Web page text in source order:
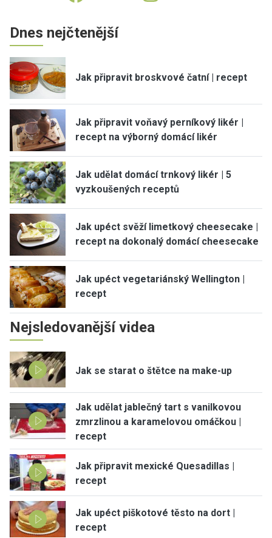
Dnes nejčtenější
Jak připravit broskvové čatní | recept
Jak připravit voňavý perníkový likér |
recept na výborný domácí likér
Jak udělat domácí trnkový likér | 5
vyzkoušených receptů
Jak upéct svěží limetkový cheesecake |
recept na dokonalý domácí cheesecake
Jak upéct vegetariánský Wellington |
recept
Nejsledovanější videa
Jak se starat o štětce na make-up
Jak udělat jablečný tart s vanilkovou
zmrzlinou a karamelovou omáčkou |
recept
Jak připravit mexické Quesadillas |
recept
Jak upéct piškotové těsto na dort |
recept